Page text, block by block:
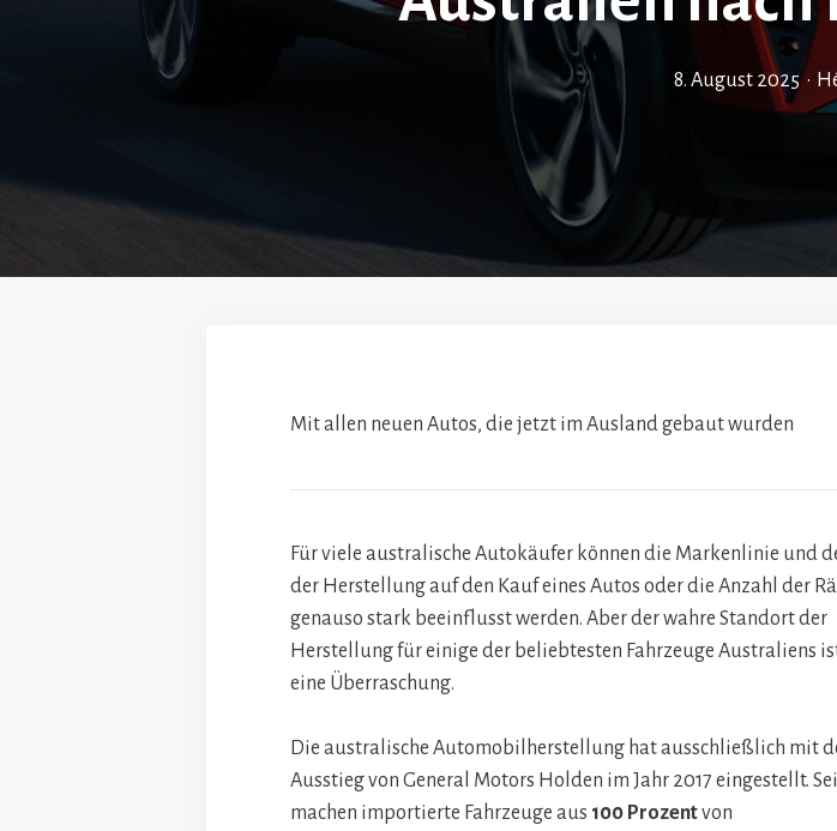
8. August 2025 •
Mit allen neuen Autos, die jetzt im Ausland gebaut wurden
Für viele australische Autokäufer können die Markenlinie und
der Herstellung auf den Kauf eines Autos oder die Anzahl der
genauso stark beeinflusst werden. Aber der wahre Standort der
Herstellung für einige der beliebtesten Fahrzeuge Australiens
eine Überraschung.
Die australische Automobilherstellung hat ausschließlich mit
Ausstieg von General Motors Holden im Jahr 2017 eingestellt.
machen importierte Fahrzeuge aus 100 Prozentvon